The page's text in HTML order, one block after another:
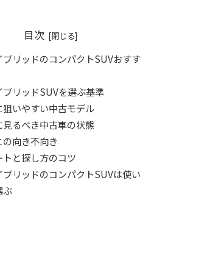
目次
ブリッドのコンパクトSUVおすす
ブリッドSUVを選ぶ基準
狙いやすい中古モデル
見るべき中古車の状態
向き不向き
トと探し方のコツ
ブリッドのコンパクトSUVは使い
ぶ